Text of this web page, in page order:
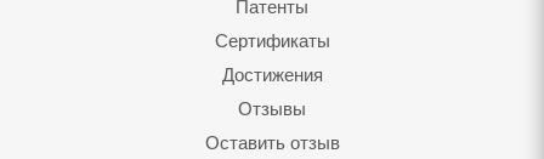
Патенты
Сертификаты
Достижения
Отзывы
Оставить отзыв